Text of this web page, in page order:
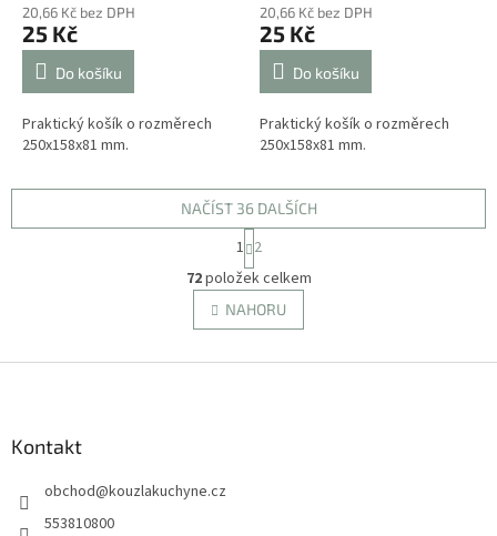
20,66 Kč bez DPH
25 Kč
Do košíku
Praktický košík o rozměrech
250x158x81 mm.
20,66 Kč bez DPH
25 Kč
Do košíku
Praktický košík o rozměrech
250x158x81 mm.
O
v
l
á
NAČÍST 36 DALŠÍCH
S
t
r
á
n
k
v
1 2
72položek celkem
NAHORU
Kontakt
obchod@kouzlakuchyne.cz
553810800